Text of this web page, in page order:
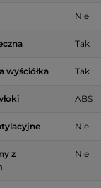
Nie
Tak
wyściółka Tak
ABS
Nie
z
Nie